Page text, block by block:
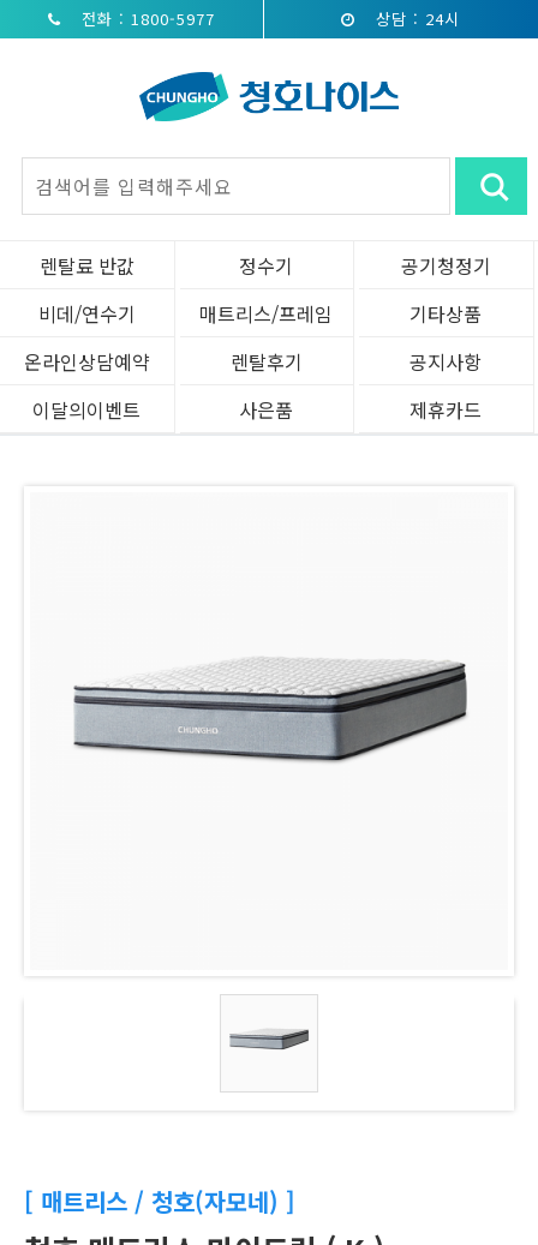
전화 : 1800-5977 상담 : 24시
렌탈료 반값 정수기
공기청정기
비데/연수기
매트리스/프레임
기타상품
온라인상담예약
렌탈후기
공지사항
이달의이벤트
사은품 제휴카드
[ 매트리스 / 청호(자모네) ]